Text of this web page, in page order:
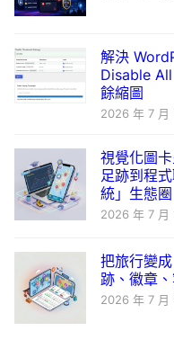
解決
Disable
餘縮圖
2026 年 7 月
視覺化圖
足跡到程
統」生態圈
2026 年 7 月
把旅行變
跡、徽章
2026 年 7 月